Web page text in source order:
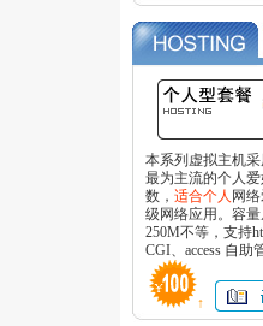
本系列虚拟主机
最为主流的个人
数， 适合个人 网
级网络应用。容量
250M不等，支持
CGI、access 自助
↑